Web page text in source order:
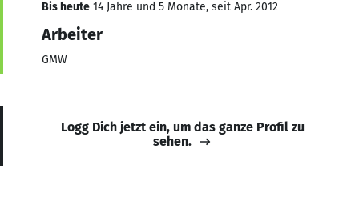
Bis heute 14 Jahre und 5 Monate, seit Apr. 2012
Arbeiter
GMW
Logg Dich jetzt ein, um das ganze Profil zu
sehen.